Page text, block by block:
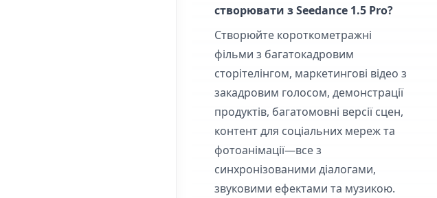
створювати з Seedance 1.5 Pro?
Створюйте короткометражні
фільми з багатокадровим
сторітелінгом, маркетингові відео з
закадровим голосом, демонстрації
продуктів, багатомовні версії сцен,
контент для соціальних мереж та
фотоанімації—все з
синхронізованими діалогами,
звуковими ефектами та музикою.